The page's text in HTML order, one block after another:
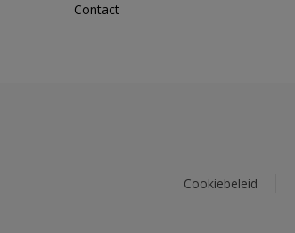
Contact
Cookiebeleid